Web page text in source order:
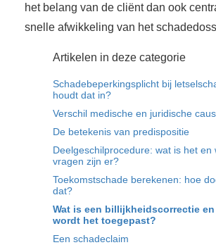
het belang van de cliënt dan ook
snelle afwikkeling van het
Artikelen in deze categorie
Schadebeperkingsplicht bij
houdt dat in?
Verschil medische en juridische
De betekenis van predispositie
Deelgeschilprocedure: wat is het en
vragen zijn er?
Toekomstschade berekenen: hoe
dat?
Wat is een billijkheidscorrectie
wordt het toegepast?
Een schadeclaim